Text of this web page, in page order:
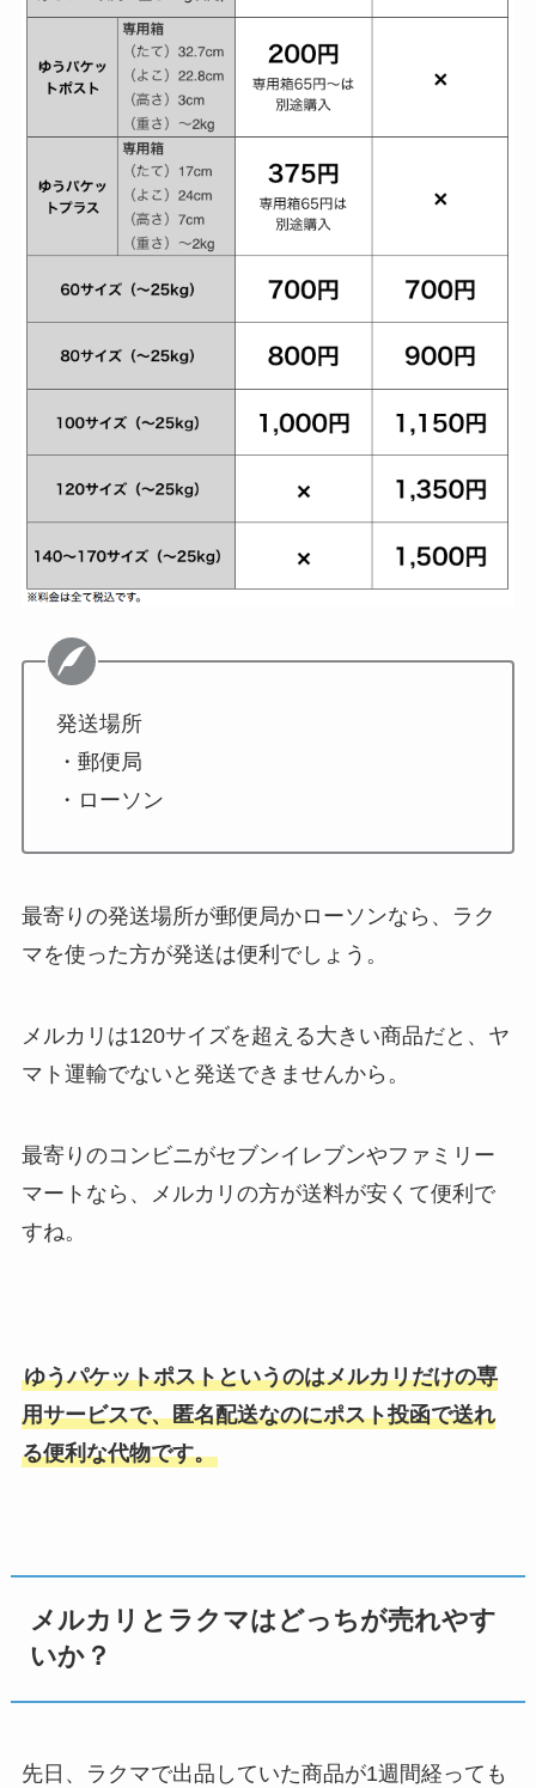
発送場所
・郵便局
・ローソン
最寄りの発送場所が郵便局かローソンなら、ラク
マを使った方が発送は便利でしょう。
メルカリは120サイズを超える大きい商品だと、ヤ
マト運輸でないと発送できませんから。
最寄りのコンビニがセブンイレブンやファミリー
マートなら、メルカリの方が送料が安くて便利で
すね。
ゆうパケットポストというのはメルカリだけの専
用サービスで、匿名配送なのにポスト投函で送れ
る便利な代物です。
メルカリとラクマはどっちが売れやす
いか？
先日、ラクマで出品していた商品が1週間経っても